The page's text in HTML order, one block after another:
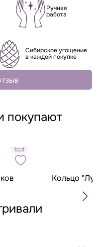
Ручная
работа
Сибирское угощение
в каждой покупке
покупают
Кольцо